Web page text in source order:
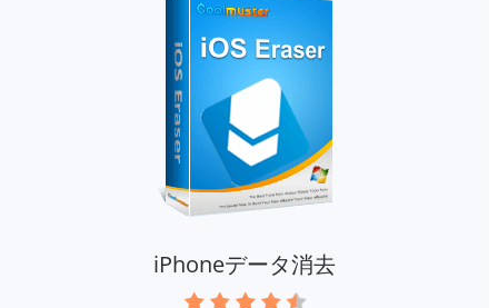
iPhoneデータ消去